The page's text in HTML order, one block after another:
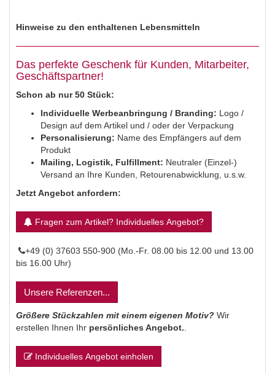
Hinweise zu den enthaltenen Lebensmitteln
Das perfekte Geschenk für Kunden, Mitarbeiter,
Geschäftspartner!
Schon ab nur 50 Stück:
Individuelle Werbeanbringung / Branding: Logo /
Design auf dem Artikel und / oder der Verpackung
Personalisierung: Name des Empfängers auf dem
Produkt
Mailing, Logistik, Fulfillment: Neutraler (Einzel-)
Versand an Ihre Kunden, Retourenabwicklung, u.s.w.
Jetzt Angebot anfordern:
Fragen zum Artikel? Individuelles Angebot?
+49 (0) 37603 550-900 (Mo.-Fr. 08.00 bis 12.00 und 13.00
bis 16.00 Uhr)
Unsere Referenzen...
Größere Stückzahlen mit einem eigenen Motiv? Wir
erstellen Ihnen Ihr persönliches Angebot.
Individuelles Angebot einholen